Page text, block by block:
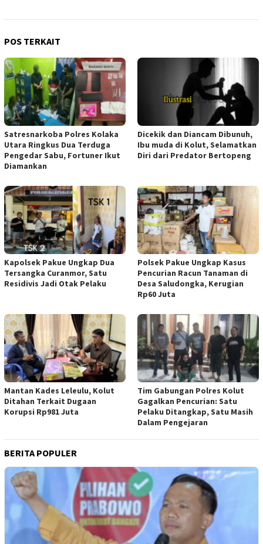
POS TERKAIT
Satresnarkoba Polres Kolaka
Utara Ringkus Dua Terduga
Pengedar Sabu, Fortuner Ikut
Diamankan
Dicekik dan Diancam Dibunuh,
Ibu muda di Kolut, Selamatkan
Diri dari Predator Bertopeng
Kapolsek Pakue Ungkap Dua
Tersangka Curanmor, Satu
Residivis Jadi Otak Pelaku
Polsek Pakue Ungkap Kasus
Pencurian Racun Tanaman di
Desa Saludongka, Kerugian
Rp60 Juta
Mantan Kades Leleulu, Kolut
Ditahan Terkait Dugaan
Korupsi Rp981 Juta
Tim Gabungan Polres Kolut
Gagalkan Pencurian: Satu
Pelaku Ditangkap, Satu Masih
Dalam Pengejaran
BERITA POPULER